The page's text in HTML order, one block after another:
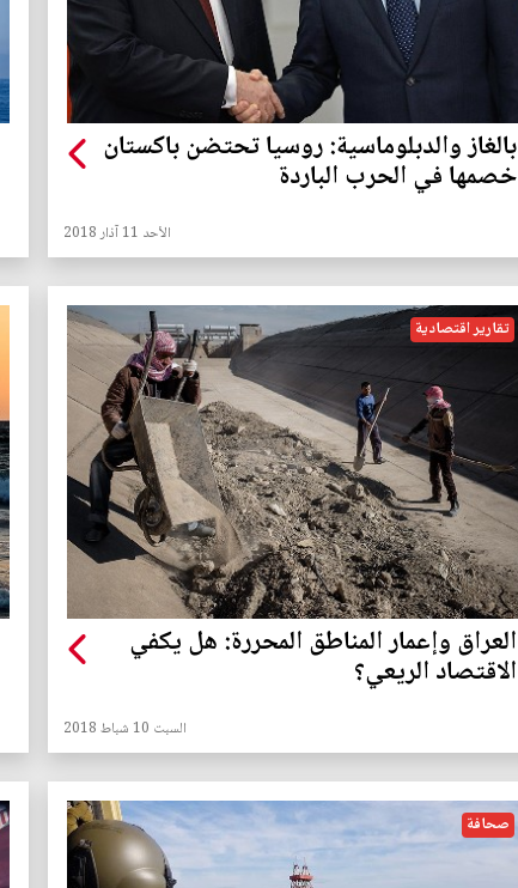
بالغاز والدبلوماسية: روسيا تحتضن باكستان
خصمها في الحرب الباردة
الأحد 11 آذار 2018
تقارير اقتصادية
العراق وإعمار المناطق المحررة: هل يكفي
الاقتصاد الريعي؟
السبت 10 شباط 2018
صحافة